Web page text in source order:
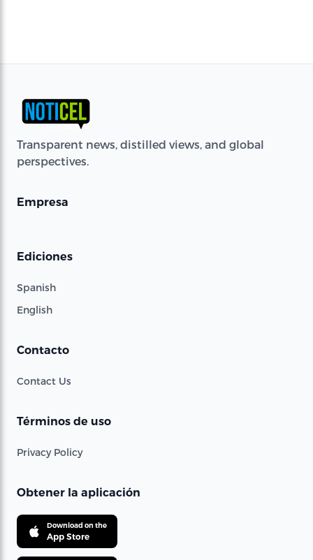
Transparent news, distilled views, and global
perspectives.
Empresa
Ediciones
Spanish
English
Contacto
Contact Us
Términos de uso
Privacy Policy
Obtener la aplicación
Download on the
App Store